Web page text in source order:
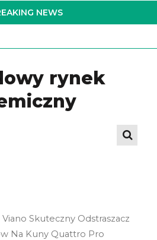
NEWS
rynek
Viano Skuteczny Odstraszacz
Na Kuny Quattro Pro